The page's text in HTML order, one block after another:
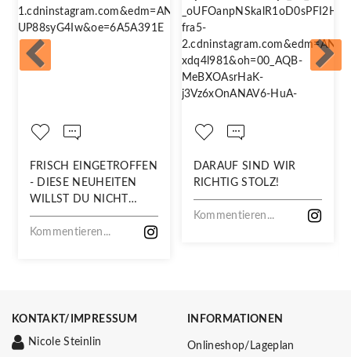
FRISCH EINGETROFFEN
- DIESE NEUHEITEN
WILLST DU NICHT
VERPASSEN!
Kommentieren...
DARAUF SIND WIR
RICHTIG STOLZ!
Kommentieren...
KONTAKT/IMPRESSUM
Nicole Steinlin
INFORMATIONEN
Onlineshop/Lageplan